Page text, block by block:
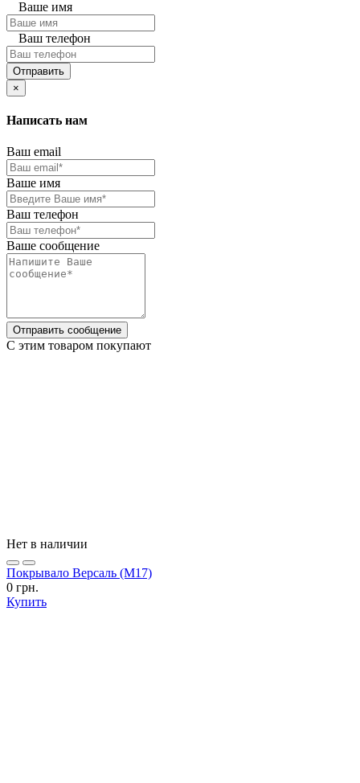
Ваше имя
Ваш телефон
Отправить
×
Написать нам
Ваш email
Ваше имя
Ваш телефон
Ваше сообщение
Отправить сообщение
C этим товаром покупают
Нет в наличии
Покрывало Версаль (М17)
0 грн.
Купить